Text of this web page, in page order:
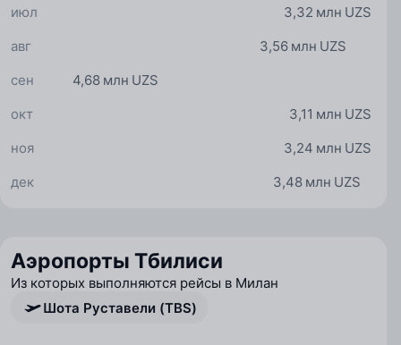
3,32 млн UZS
июл
3,56 млн UZS
авг
4,68 млн UZS
сен
3,11 млн UZS
окт
3,24 млн UZS
ноя
3,48 млн UZS
дек
Аэропорты Тбилиси
Из которых выполняются рейсы в Милан
Шота Руставели (TBS)